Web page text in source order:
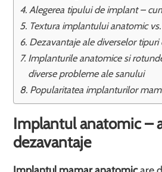
Alegerea tipului de implant –
Textura implantului anatomic
Dezavantaje ale diverselor
Implanturile anatomice si
diverse probleme ale sanului
Popularitatea implanturilor
Implantul anatomic –
dezavantaje